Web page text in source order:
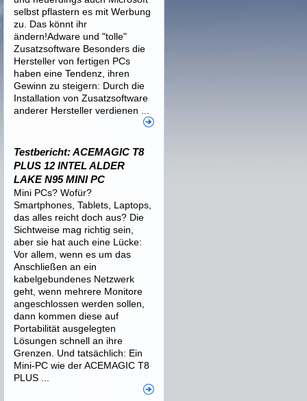
selbst pflastern es mit Werbung
zu. Das könnt ihr
ändern!Adware und "tolle"
Zusatzsoftware Besonders die
Hersteller von fertigen PCs
haben eine Tendenz, ihren
Gewinn zu steigern: Durch die
Installation von Zusatzsoftware
anderer Hersteller verdienen ...
Testbericht: ACEMAGIC T8
PLUS 12 INTEL ALDER
LAKE N95 MINI PC
Mini PCs? Wofür?
Smartphones, Tablets, Laptops,
das alles reicht doch aus? Die
Sichtweise mag richtig sein,
aber sie hat auch eine Lücke:
Vor allem, wenn es um das
Anschließen an ein
kabelgebundenes Netzwerk
geht, wenn mehrere Monitore
angeschlossen werden sollen,
dann kommen diese auf
Portabilität ausgelegten
Lösungen schnell an ihre
Grenzen. Und tatsächlich: Ein
Mini-PC wie der ACEMAGIC T8
PLUS ...